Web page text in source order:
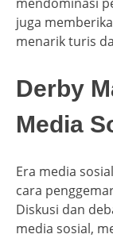
juga
menarik turis
Derby
Media
Era media
cara
Diskusi dan
media sosial,